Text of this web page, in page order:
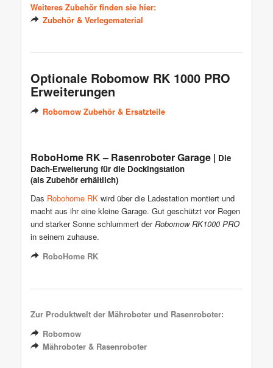
Weiteres Zubehör finden sie hier:
Zubehör & Verlegematerial
Optionale Robomow RK 1000 PRO
Erweiterungen
Robomow Zubehör & Ersatzteile
RoboHome RK – Rasenroboter Garage| Die
Dach-Erweiterung für die Dockingstation
(als Zubehör erhältlich)
Das Robohome RKwird über die Ladestation montiert und
macht aus ihr eine kleine Garage. Gut geschützt vor Regen
und starker Sonne schlummert derRobomow RK1000 PRO
in seinem zuhause.
RoboHome RK
Zur Produktwelt der Mähroboter und Rasenroboter:
Robomow
Mähroboter & Rasenroboter